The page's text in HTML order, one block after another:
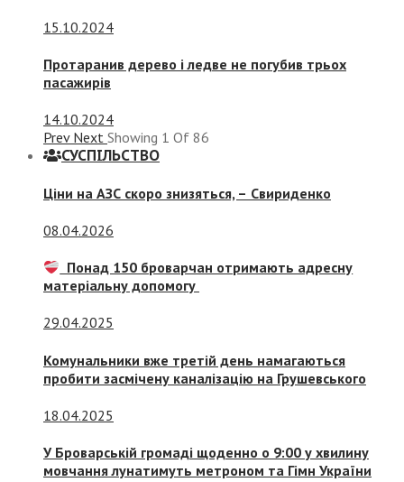
15.10.2024
Протаранив дерево і ледве не погубив трьох
пасажирів
14.10.2024
Prev Next Showing 1 Of 86
СУСПIЛЬСТВО
Ціни на АЗС скоро знизяться, – Свириденко
08.04.2026
Понад 150 броварчан отримають адресну
матеріальну допомогу
29.04.2025
Комунальники вже третій день намагаються
пробити засмічену каналізацію на Грушевського
18.04.2025
У Броварській громаді щоденно о 9:00 у хвилину
мовчання лунатимуть метроном та Гімн України